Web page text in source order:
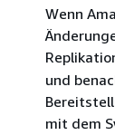
Wenn
und
mit dem